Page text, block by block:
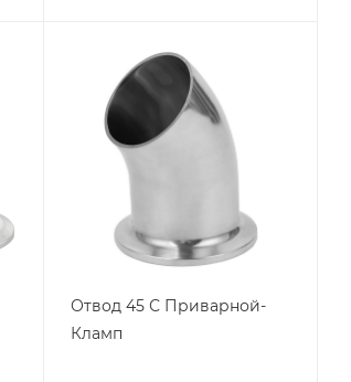
Отвод 45 С Приварной-
Кламп